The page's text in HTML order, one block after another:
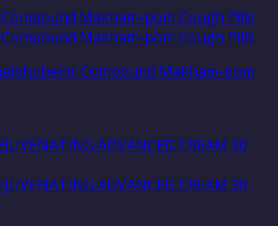
Compound Makham-pom